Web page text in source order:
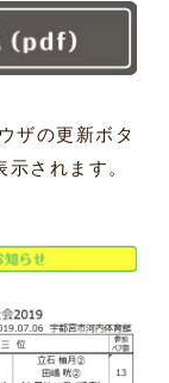
ザの更新ボタ
されます。